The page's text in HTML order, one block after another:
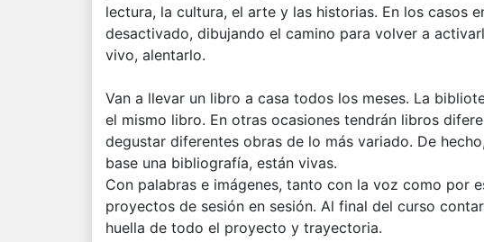
lectura, la cultura, el arte y las historias. En los casos
desactivado, dibujando el camino para volver a
vivo, alentarlo.
Van a llevar un libro a casa todos los meses. La
el mismo libro. En otras ocasiones tendrán libros
degustar diferentes obras de lo más variado. De
base una bibliografía, están vivas.
Con palabras e imágenes, tanto con la voz como por
proyectos de sesión en sesión. Al final del curso
huella de todo el proyecto y trayectoria.